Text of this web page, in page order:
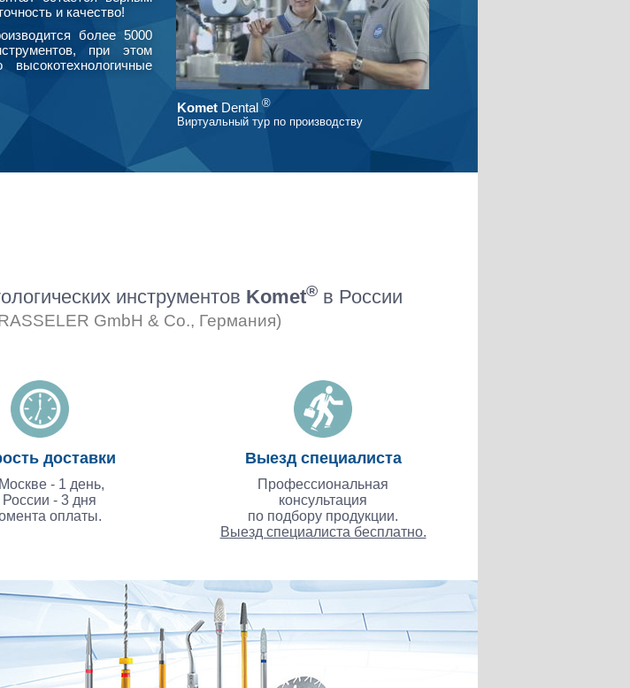
и качество!
более 5000
при этом
Komet Dental ®
Виртуальный тур по производству
инструментов Komet®в России
GmbH & Co., Германия)
доставки
- 1 день,
России - 3 дня
оплаты.
Выезд специалиста
Профессиональная
консультация
по подбору продукции.
Выезд специалиста бесплатно.